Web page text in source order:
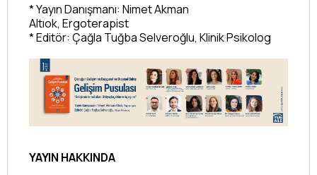
* Yayın Danışmanı: Nimet Akman
Altıok, Ergoterapist
* Editör: Çağla Tuğba Selveroğlu, Klinik Psikolog
YAYIN HAKKINDA